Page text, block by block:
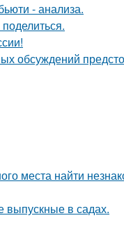
- анализа.
обсуждений
места найти
выпускные в садах.